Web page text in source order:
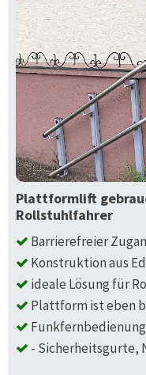
Plattformlift
Rollstuhlfahrer
Barrierefreier
Konstruktion aus
ideale Lösung für
Plattform ist eben
- Sicherheitsgurte,